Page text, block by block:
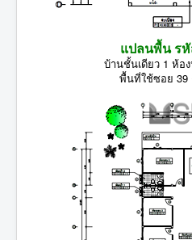
แปลนพื้น รหั
บ้านชั้นเดียว 1 ห้อ
พื้นที่ใช้ซอย 39